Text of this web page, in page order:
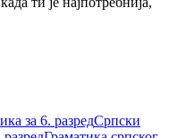
за 6. разредСрпски